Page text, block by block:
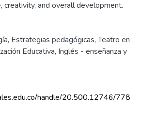
creativity, and overall development.
, Estrategias pedagógicas,Teatro en
Educativa, Inglés - enseñanza y
handle/20.500.12746/778